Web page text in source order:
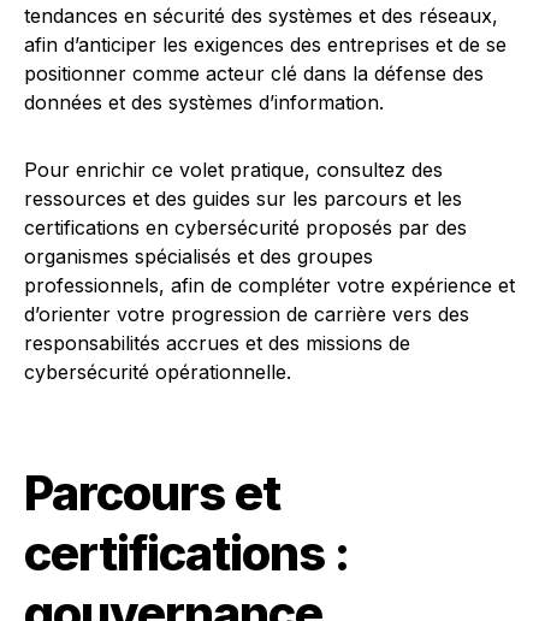
tendances en sécurité des systèmes et des réseaux,
afin d’anticiper les exigences des entreprises et de se
positionner comme acteur clé dans la défense des
données et des systèmes d’information.
Pour enrichir ce volet pratique, consultez des
ressources et des guides sur les parcours et les
certifications en cybersécurité proposés par des
organismes spécialisés et des groupes
professionnels, afin de compléter votre expérience et
d’orienter votre progression de carrière vers des
responsabilités accrues et des missions de
cybersécurité opérationnelle.
Parcours et
certifications :